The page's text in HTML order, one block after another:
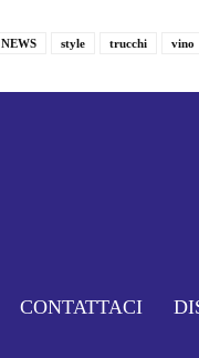
NEWS style trucchi vino
CONTATTACI